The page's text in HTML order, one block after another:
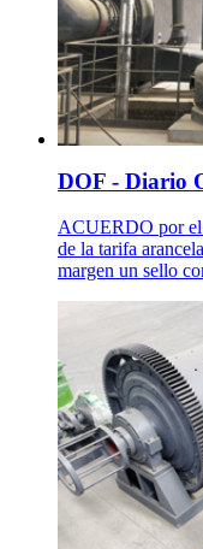
DOF - Diario
ACUERDO por el
de la tarifa
margen un sello